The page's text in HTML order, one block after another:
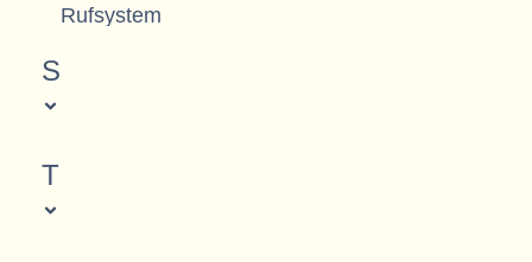
Rufsystem
S
T